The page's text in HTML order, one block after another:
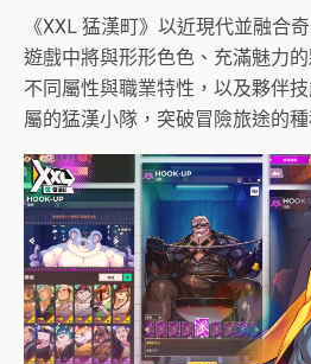
《XXL 猛漢町》以近現代並融合
遊戲中將與形形色色、充滿魅力
不同屬性與職業特性，以及夥伴
屬的猛漢小隊，突破冒險旅途的種